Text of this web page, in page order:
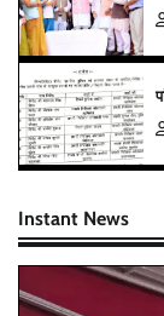
Instant News